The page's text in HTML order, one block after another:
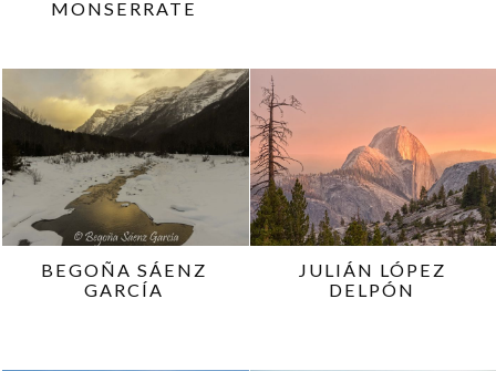
MONSERRATE
BEGOÑA SÁENZ
GARCÍA
JULIÁN LÓPEZ
DELPÓN